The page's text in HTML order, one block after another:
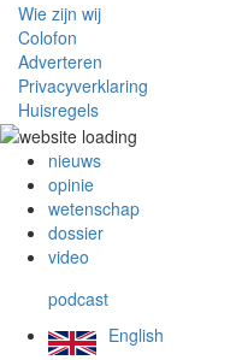
Wie zijn wij
Colofon
Adverteren
Privacyverklaring
Huisregels
nieuws
opinie
wetenschap
dossier
video
podcast
English